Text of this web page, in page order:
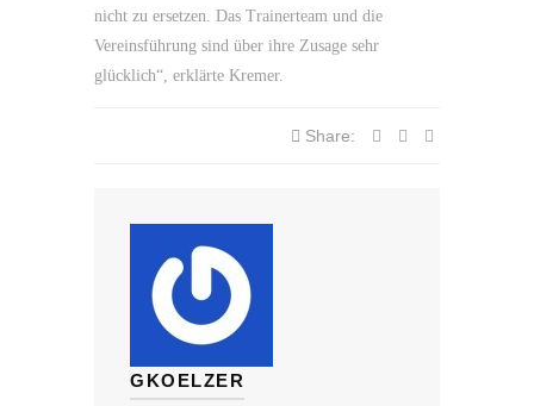
nicht zu ersetzen. Das Trainerteam und die
Vereinsführung sind über ihre Zusage sehr
glücklich“, erklärte Kremer.
Share:
GKOELZER